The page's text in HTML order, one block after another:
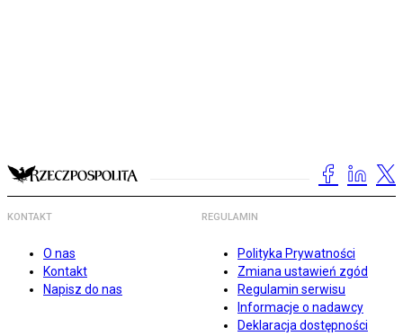
KONTAKT
O nas
Kontakt
Napisz do nas
REGULAMIN
Polityka Prywatności
Zmiana ustawień zgód
Regulamin serwisu
Informacje o nadawcy
Deklaracja dostępności